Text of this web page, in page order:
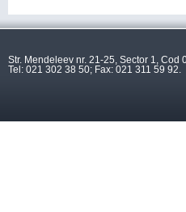
Str. Mendeleev nr. 21-25, Sector 1, Cod
Tel: 021 302 38 50; Fax: 021 311 59 92.